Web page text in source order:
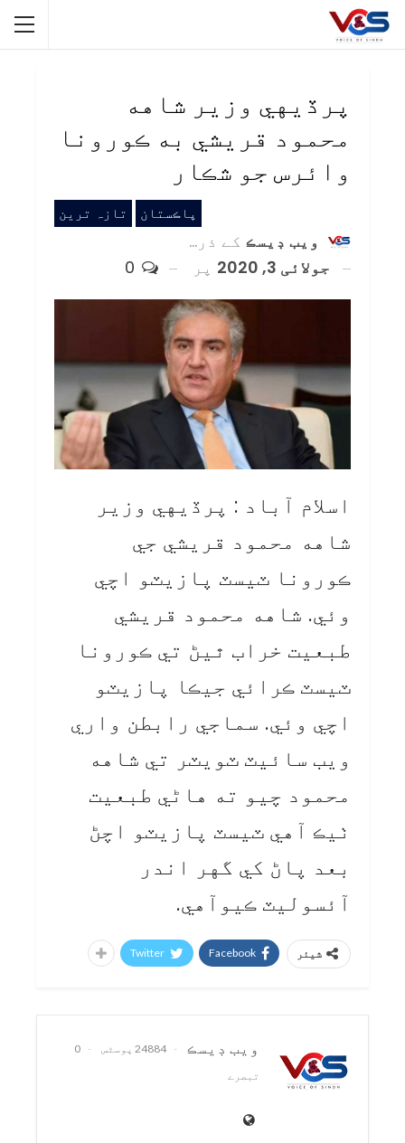
پرڏيهي وزير شاهه
محمود قريشي به ڪورونا
وائرس جو شڪار
پاڪستان تازہ ترین
ويب ڊيسڪ کے ذریعہ
جولائی 3, 2020
پر
اسلام آباد : پرڏيهي وزير
شاهه محمود قريشي جي
ڪورونا ٽيسٽ پازيٽو اچي
وئي. شاهه محمود قريشي
طبعيت خراب ٿيڻ تي ڪورونا
ٽيسٽ ڪرائي جيڪا پازيٽو
اچي وئي. سماجي رابطن واري
ويب سائيٽ ٽويٽر تي شاهه
محمود چيو ته هاڻي طبعيت
ٺيڪ آهي ٽيسٽ پازيٽو اچڻ
بعد پاڻ کي گهر اندر
آئسوليٽ ڪيوآهي.
شیئر Facebook
Twitter
ويب ڊيسڪ 24884 پوسٹس
0
تبصرے